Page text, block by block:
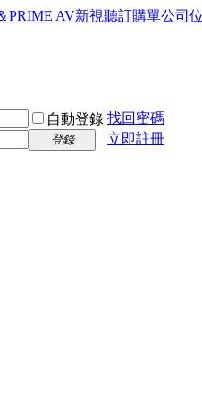
PRIME AV新視聽訂購單公司
自動登錄 找回密碼
登錄 立即註冊